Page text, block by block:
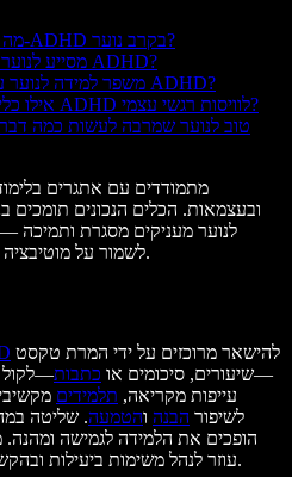
מה הכלים המומלצים ל-ADHD בקרב נוער?
איך Speechify מסייע לנוער עם ADHD?
האם Speechify משפר למידה לנוער עם ADHD?
אילו כלים עוזרים לנוער עם ADHD לוויסות רגשי עצמי?
ובעצמאות. הכלים הנכונים תומכים
לשמור על מוטיבציה ולהגיע ליעדים בבית ובבית הספר.
—שיעורים, סיכומים או כתבות—לקול
עייפות מקריאה, תלמידים
לשיפור הבנה והטמעה. שליטה
הופכים את הלמידה לגמישה
עוזר לנהל משימות ביעילות ובהקשבה פעילה.